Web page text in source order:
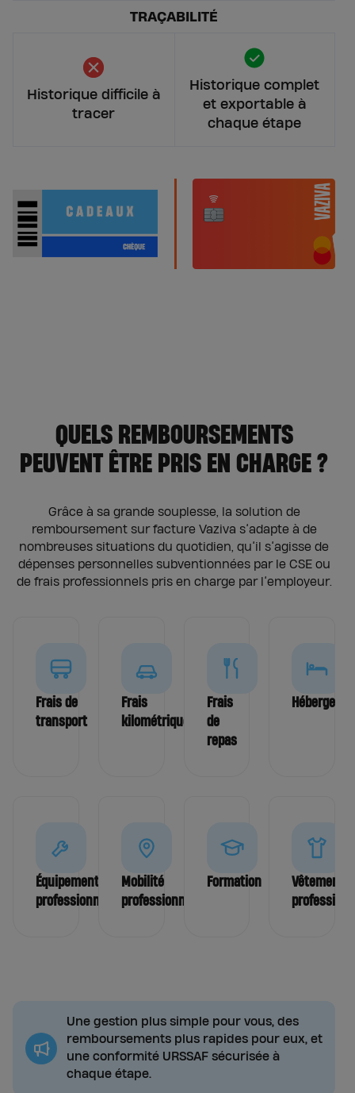
TRAÇABILITÉ
Historique difficile à
tracer
Historique complet
et exportable à
chaque étape
QUELS REMBOURSEMENTS
PEUVENT ÊTRE PRIS EN CHARGE ?
Grâce à sa grande souplesse, la solution de
remboursement sur facture Vaziva s’adapte à de
nombreuses situations du quotidien, qu’il s’agisse de
dépenses personnelles subventionnées par le CSE ou
de frais professionnels pris en charge par l’employeur.
Frais de
transport
Frais
kilométriques
Frais
de
repas
Équipements
professionnels
Mobilité
professionnelle
Formation
Vêtements
Une gestion plus simple pour vous, des
remboursements plus rapides pour eux, et
une conformité URSSAF sécurisée à
chaque étape.